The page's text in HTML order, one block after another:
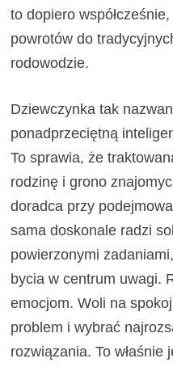
to dopiero
powrotów do
rodowodzie.
Dziewczynka tak
ponadprzeciętną
To sprawia, że
rodzinę i grono
doradca przy
sama doskonale radzi
powierzonymi
bycia w centrum uwagi.
emocjom. Woli na
problem i wybrać
rozwiązania. To właśnie